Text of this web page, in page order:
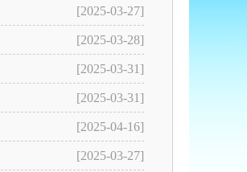
[2025-03-27]
[2025-03-28]
[2025-03-31]
[2025-03-31]
[2025-04-16]
[2025-03-27]